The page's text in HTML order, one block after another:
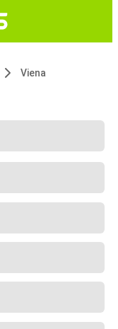
Viena